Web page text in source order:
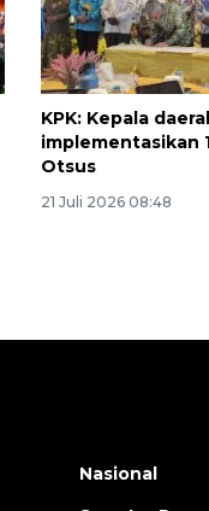
KPK: Kepala
implementasikan
Otsus
21 Juli 2026 08:48
Nasional